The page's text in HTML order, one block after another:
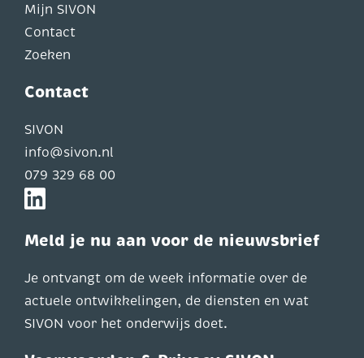
Mijn SIVON
Contact
Zoeken
Contact
SIVON
info@sivon.nl
079 329 68 00
Meld je nu aan voor de nieuwsbrief
Je ontvangt om de week informatie over de
actuele ontwikkelingen, de diensten en wat
SIVON voor het onderwijs doet.